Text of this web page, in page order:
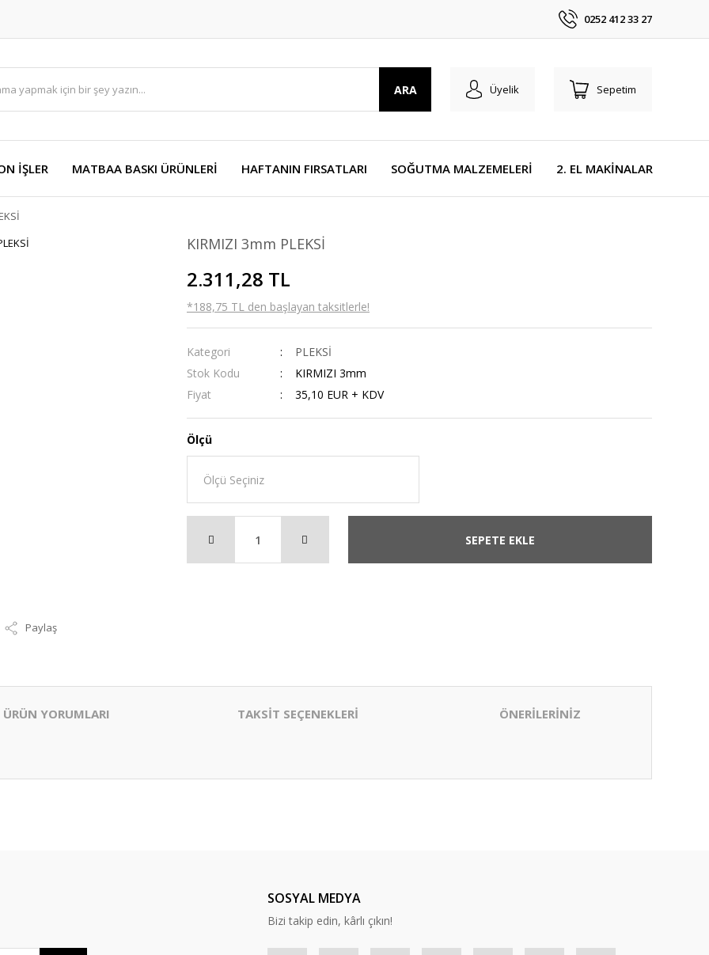
0252 412 33 27
ARA Üyelik Sepetim
İŞLER MATBAA BASKI ÜRÜNLERİ HAFTANIN FIRSATLARI SOĞUTMA MALZEMELERİ 2. EL MAKİNALAR
Paylaş
KIRMIZI 3mm PLEKSİ
2.311,28 TL
*188,75 TL den başlayan taksitlerle!
Kategori
PLEKSİ
Stok Kodu
KIRMIZI 3mm
Fiyat
35,10 EUR + KDV
Ölçü
SEPETE EKLE
ÜRÜN YORUMLARI TAKSİT SEÇENEKLERİ ÖNERİLERİNİZ
SOSYAL MEDYA
Bizi takip edin, kârlı çıkın!